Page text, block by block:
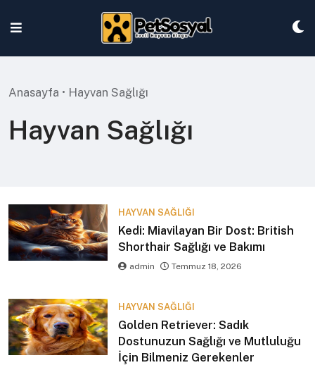
content
Anasayfa • Hayvan Sağlığı
Hayvan Sağlığı
HAYVAN SAĞLIĞI
Kedi: Miavilayan Bir Dost: British
Shorthair Sağlığı ve Bakımı
admin Temmuz 18, 2026
HAYVAN SAĞLIĞI
Golden Retriever: Sadık
Dostunuzun Sağlığı ve Mutluluğu
İçin Bilmeniz Gerekenler